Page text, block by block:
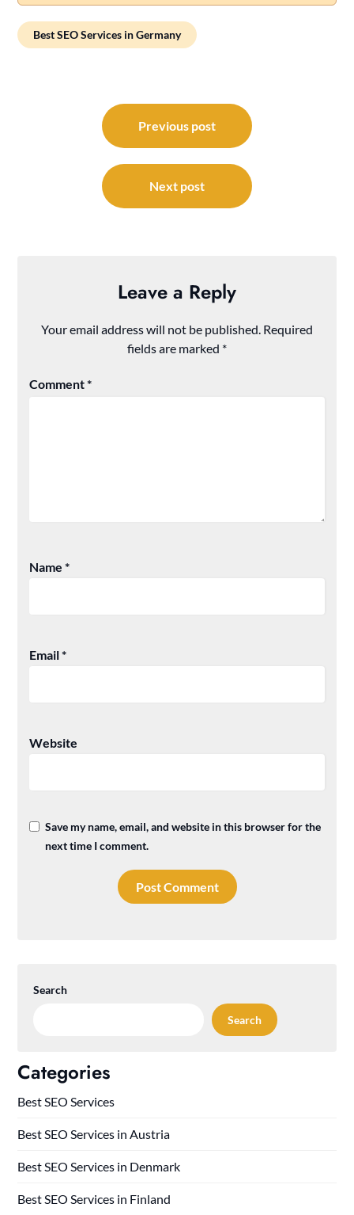
Best SEO Services in Germany
navigation
Previous post
Next post
Leave a Reply
Your email address will not be published. Required
fields are marked *
Comment*
Name*
Email*
Website
Save my name, email, and website in this browser for the
next time I comment.
Search
Search
Categories
Best SEO Services
Best SEO Services in Austria
Best SEO Services in Denmark
Best SEO Services in Finland